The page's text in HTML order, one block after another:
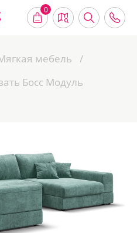
0
мебель
Босс Модуль